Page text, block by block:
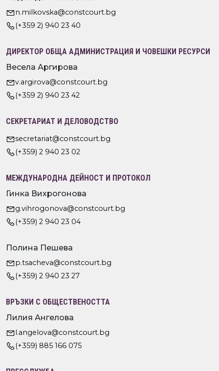
n.milkovska@constcourt.bg
(+359 2) 940 23 40
ДИРЕКТОР ОБЩА АДМИНИСТРАЦИЯ И ЧОВЕШКИ РЕСУРСИ
Весела Аргирова
v.argirova@constcourt.bg
(+359 2) 940 23 42
СЕКРЕТАРИАТ И ДЕЛОВОДСТВО
secretariat@constcourt.bg
(+359) 2 940 23 02
МЕЖДУНАРОДНА ДЕЙНОСТ И ПРОТОКОЛ
Гинка Вихрогонова
g.vihrogonova@constcourt.bg
(+359) 2 940 23 04
Полина Пешева
p.tsacheva@constcourt.bg
(+359) 2 940 23 27
ВРЪЗКИ С ОБЩЕСТВЕНОСТТА
Лилия Ангелова
l.angelova@constcourt.bg
(+359) 885 166 075